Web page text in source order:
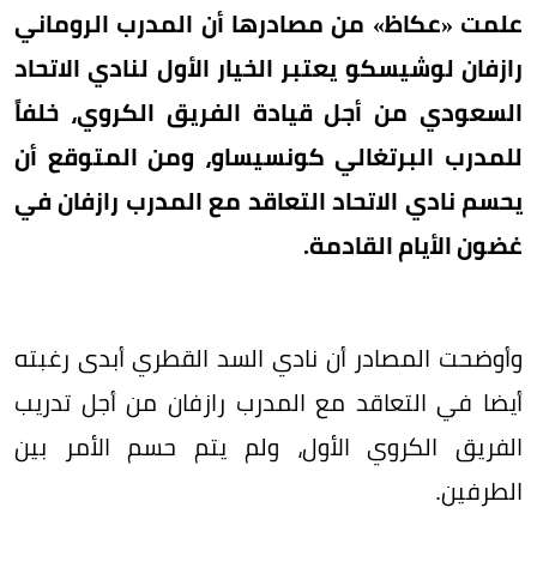
علمت «عكاظ» من مصادرها أن المدرب الروماني
رازفان لوشيسكو يعتبر الخيار الأول لنادي الاتحاد
السعودي من أجل قيادة الفريق الكروي، خلفاً
للمدرب البرتغالي كونسيساو، ومن المتوقع أن
يحسم نادي الاتحاد التعاقد مع المدرب رازفان في
غضون الأيام القادمة.
وأوضحت المصادر أن نادي السد القطري أبدى رغبته
أيضا في التعاقد مع المدرب رازفان من أجل تدريب
الفريق الكروي الأول، ولم يتم حسم الأمر بين
الطرفين.